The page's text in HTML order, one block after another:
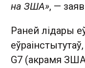
на ЗША», —
Раней лідары
G7 (акрамя